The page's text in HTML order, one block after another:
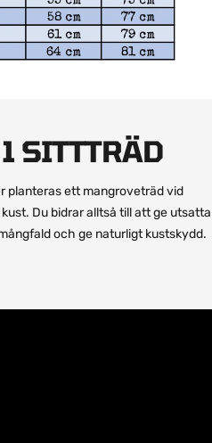
SITTTRÄD
planteras ett mangroveträd vid
Du bidrar alltså till att ge utsatta
och ge naturligt kustskydd.